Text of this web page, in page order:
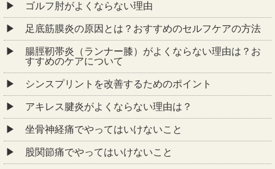
ゴルフ肘がよくならない理由
足底筋膜炎の原因とは？おすすめのセルフケアの方法
腸脛靭帯炎（ランナー膝）がよくならない理由は？お
すすめのケアについて
シンスプリントを改善するためのポイント
アキレス腱炎がよくならない理由は？
坐骨神経痛でやってはいけないこと
股関節痛でやってはいけないこと